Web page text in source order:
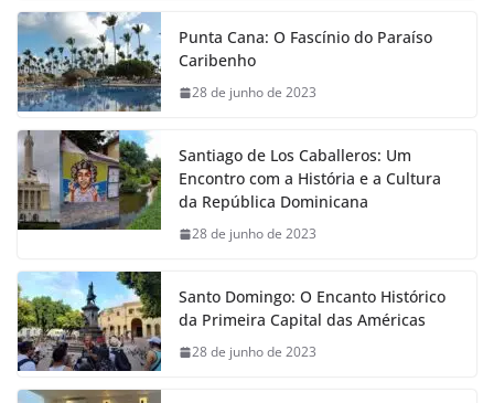
Punta Cana: O Fascínio do Paraíso
Caribenho
28 de junho de 2023
Santiago de Los Caballeros: Um
Encontro com a História e a Cultura
da República Dominicana
28 de junho de 2023
Santo Domingo: O Encanto Histórico
da Primeira Capital das Américas
28 de junho de 2023